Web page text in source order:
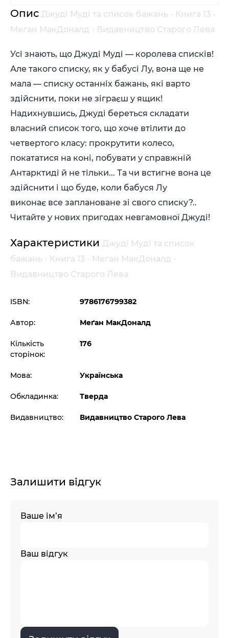
Опис Джуді Муді та список бажань - Книга 13 -
Меган МакДоналд - Видавництво Старого Лева
Усі знають, що Джуді Муді — королева списків!
Але такого списку, як у бабусі Лу, вона ще не
мала — списку останніх бажань, які варто
здійснити, поки не зіграєш у ящик!
Надихнувшись, Джуді береться складати
власний список того, що хоче втілити до
четвертого класу: про­крутити колесо,
покататися на коні, побувати у справжній
Антарктиді й не тільки... Та чи встигне вона це
здій­снити і що буде, коли бабуся Лу
виконає все заплановане зі свого списку?..
Читайте у нових пригодах невгамовної Джуді!
Характеристики Джуді Муді та список
бажань - Книга 13 - Меган МакДоналд -
Видавництво Старого Лева
ISBN: 9786176799382
Автор: Меґан МакДоналд
Кількість
сторінок:
176
Мова: Українська
Обкладинка: Тверда
Видавництво: Видавництво Старого Лева
Залишити відгук
Ваше ім’я
Ваш відгук